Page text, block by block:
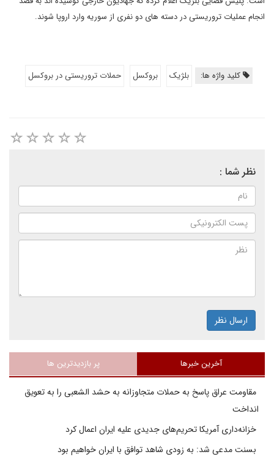
انجام عملیات تروریستی در دسته های دو نفری از سوریه وارد اروپا شوند.
کلید واژه ها: بلژیک بروکسل حملات تروریستی در بروکسل
نظر شما :
ارسال نظر
آخرین خبرها پر بازدیدترین ها
مقاومت عراق پاسخ به حملات متجاوزانه به حشد الشعبی را به تعویق
انداخت
خزانه‌داری آمریکا تحریم‌های جدیدی علیه ایران اعمال کرد
بسنت مدعی شد: به زودی شاهد توافق با ایران خواهیم بود